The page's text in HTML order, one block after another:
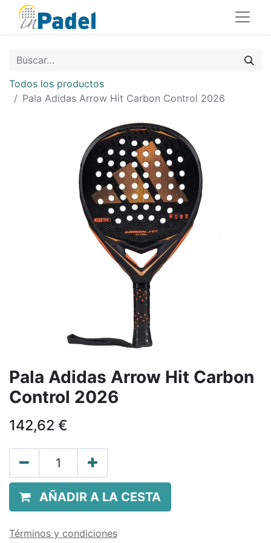
Todos los productos
Pala Adidas Arrow Hit Carbon Control 2026
Pala Adidas Arrow Hit Carbon
Control 2026
142,62 €
AÑADIR A LA CESTA
Términos y condiciones